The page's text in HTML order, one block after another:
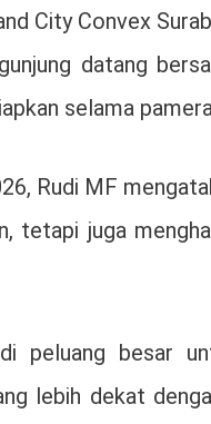
City Convex
datang
selama
Rudi MF
tetapi juga
peluang besar
lebih dekat